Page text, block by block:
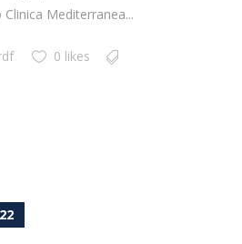
Mediterranea...
0 likes